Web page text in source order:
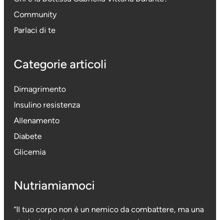
Community
Parlaci di te
Categorie articoli
Dimagrimento
Insulino resistenza
Allenamento
Diabete
Glicemia
Nutriamiamoci
“Il tuo corpo non è un nemico da combattere, ma una